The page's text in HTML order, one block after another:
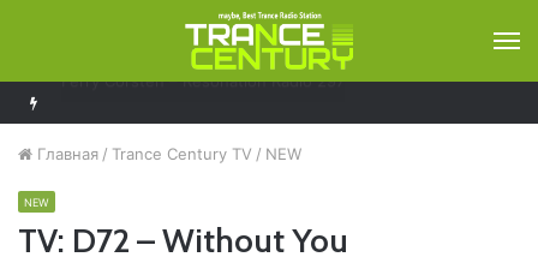
Главная / Trance Century TV / NEW
NEW
TV: D72 – Without You